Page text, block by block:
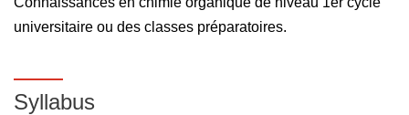
universitaire ou des classes préparatoires.
Syllabus